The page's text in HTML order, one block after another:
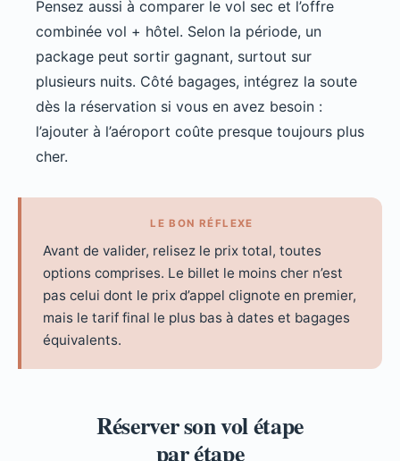
Pensez aussi à comparer le vol sec et l’offre
combinée vol + hôtel. Selon la période, un
package peut sortir gagnant, surtout sur
plusieurs nuits. Côté bagages, intégrez la soute
dès la réservation si vous en avez besoin :
l’ajouter à l’aéroport coûte presque toujours plus
cher.
LE BON RÉFLEXE
Avant de valider, relisez le prix total, toutes
options comprises. Le billet le moins cher n’est
pas celui dont le prix d’appel clignote en premier,
mais le tarif final le plus bas à dates et bagages
équivalents.
Réserver son vol étape
par étape